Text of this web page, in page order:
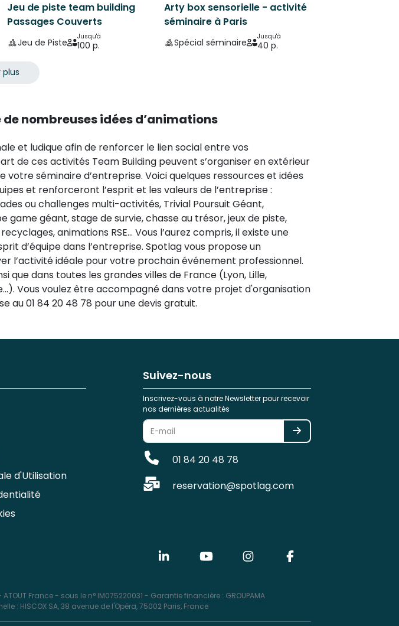
Jeu de piste team building
Passages Couverts
Jeu de Piste
Jusqu'à
100 p.
Arty box sensorielle - activité
séminaire à Paris
Spécial séminaire
Jusqu'à
40 p.
plus
nombreuses idées d’animations
et ludique afin de renforcer le lien social entre vos
de ces activités Team Building peuvent s’organiser en extérieur
votre séminaire d’entreprise. Voici quelques ressources et idées
et renforceront l’esprit et les valeurs de l’entreprise :
ou challenges multi-activités, Trivial Poursuit Géant,
géant, stage de survie, chasse au trésor, jeux de piste,
animations RSE… Vous l’aurez compris, il existe une
d’équipe dans l’entreprise. Spotlag vous propose un
l’activité idéale pour votre prochain événement professionnel.
que dans toutes les grandes villes de France (Lyon, Lille,
Vous voulez être accompagné dans votre projet d'organisation
au 01 84 20 48 78 pour une devis gratuit.
d'Utilisation
Suivez-nous
Inscrivez-vous à notre Newsletter pour recevoir
nos dernières actualités
01 84 20 48 78
reservation@spotlag.com
France - sous le n° IM075220031 - Garantie financière : GROUPAMA
: HISCOX SA, 38 avenue de l'Opéra, 75002 Paris, France